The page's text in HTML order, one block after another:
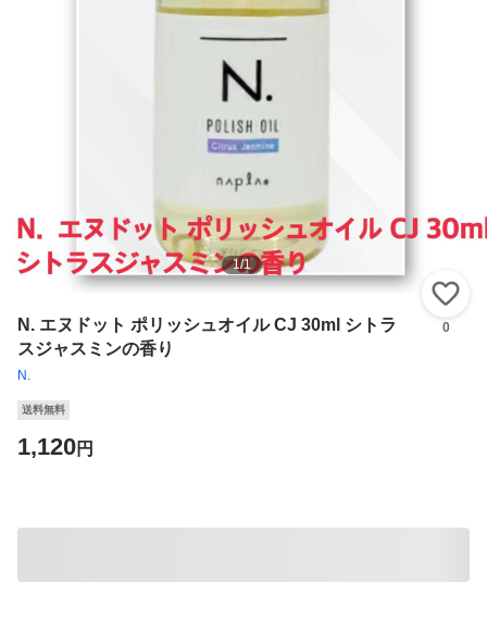
1/1
N. エヌドット ポリッシュオイル CJ 30ml シトラ
スジャスミンの香り
N.
0
送料無料
1,120円